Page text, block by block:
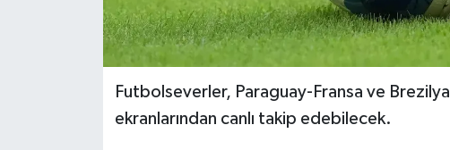
Futbolseverler, Paraguay-Fransa ve
ekranlarından canlı takip edebilecek.